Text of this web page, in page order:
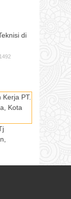
di
1492